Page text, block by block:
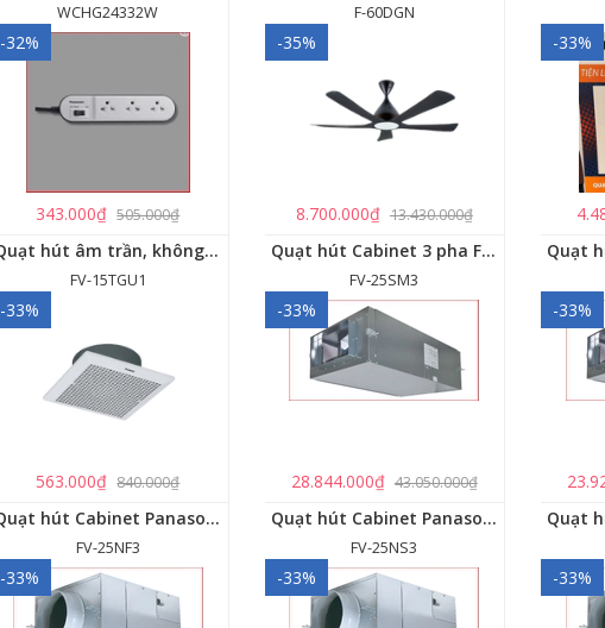
WCHG24332W
-32%
343.000₫ 505.000₫
F-60DGN
-35%
8.700.000₫ 13.430.000₫
-33%
Quạt hút âm trần, không dùng ống dẫn Panasonic - FV-15TGU1
FV-15TGU1
-33%
563.000₫ 840.000₫
Quạt hút Cabinet 3 pha FV‑25SM3
FV‑25SM3
-33%
28.844.000₫ 43.050.000₫
-33%
Quạt hút Cabinet Panasonic FV-25NF3
FV-25NF3
-33%
Quạt hút Cabinet Panasonic FV-25NS3
FV-25NS3
-33% -33%